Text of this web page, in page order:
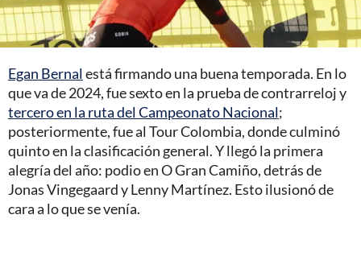
Egan Bernalestá firmando una buena temporada. En lo
que va de 2024, fue sexto en la prueba de contrarreloj y
tercero en la ruta del Campeonato Nacional;
posteriormente, fue al Tour Colombia, donde culminó
quinto en la clasificación general. Y llegó la primera
alegría del año: podio en O Gran Camiño, detrás de
Jonas Vingegaard y Lenny Martínez. Esto ilusionó de
cara a lo que se venía.